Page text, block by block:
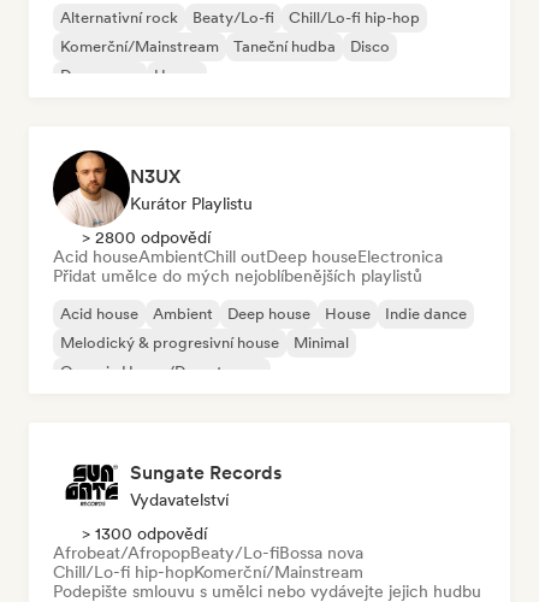
Alternativní rock Beaty/Lo-fi
Chill/Lo-fi hip-hop
Komerční/Mainstream
Taneční hudba
Disco
Dream pop
House
N3UX
Kurátor Playlistu
> 2800 odpovědí
Acid houseAmbientChill outDeep houseElectronica
Přidat umělce do mých nejoblíbenějších playlistů
Acid house Ambient Deep house House
Indie dance
Melodický & progresivní house
Minimal
Organic House/Downtempo
Sungate Records
Vydavatelství
> 1300 odpovědí
Afrobeat/AfropopBeaty/Lo-fiBossa nova
Chill/Lo-fi hip-hopKomerční/Mainstream
Podepište smlouvu s umělci nebo vydávejte jejich hudbu